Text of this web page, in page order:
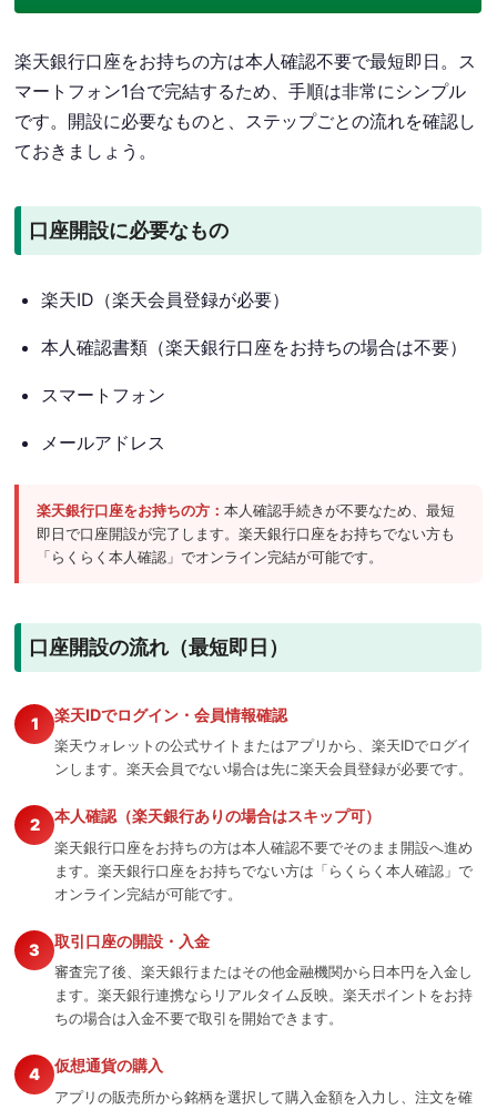
楽天銀行口座をお持ちの方は本人確認不要で最短即日。ス
マートフォン1台で完結するため、手順は非常にシンプル
です。開設に必要なものと、ステップごとの流れを確認し
ておきましょう。
口座開設に必要なもの
楽天ID（楽天会員登録が必要）
本人確認書類（楽天銀行口座をお持ちの場合は不要）
スマートフォン
メールアドレス
楽天銀行口座をお持ちの方：本人確認手続きが不要なため、最短
即日で口座開設が完了します。楽天銀行口座をお持ちでない方も
「らくらく本人確認」でオンライン完結が可能です。
口座開設の流れ（最短即日）
1 楽天IDでログイン・会員情報確認
楽天ウォレットの公式サイトまたはアプリから、楽天IDでログイ
ンします。楽天会員でない場合は先に楽天会員登録が必要です。
2 本人確認（楽天銀行ありの場合はスキップ可）
楽天銀行口座をお持ちの方は本人確認不要でそのまま開設へ進め
ます。楽天銀行口座をお持ちでない方は「らくらく本人確認」で
オンライン完結が可能です。
3 取引口座の開設・入金
審査完了後、楽天銀行またはその他金融機関から日本円を入金し
ます。楽天銀行連携ならリアルタイム反映。楽天ポイントをお持
ちの場合は入金不要で取引を開始できます。
4 仮想通貨の購入
アプリの販売所から銘柄を選択して購入金額を入力し、注文を確